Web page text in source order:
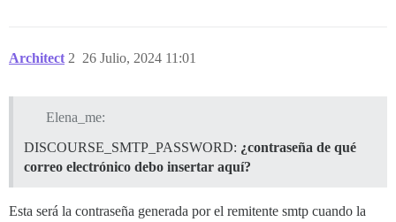
Architect 26 Julio, 2024 11:01
2
Elena_me:
DISCOURSE_SMTP_PASSWORD: ¿contraseña de qué
correo electrónico debo insertar aquí?
Esta será la contraseña generada por el remitente smtp cuando la